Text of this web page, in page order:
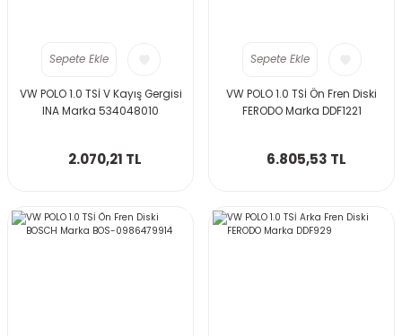
Sepete Ekle
VW POLO 1.0 TSİ V Kayış Gergisi
INA Marka 534048010
2.070,21 TL
Sepete Ekle
VW POLO 1.0 TSİ Ön Fren Diski
FERODO Marka DDF1221
6.805,53 TL